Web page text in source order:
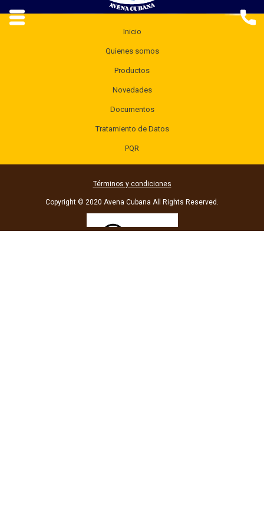
Inicio
Quienes somos
Productos
Novedades
Documentos
Tratamiento de Datos
PQR
Términos y condiciones
Copyright © 2020 Avena Cubana All Rights Reserved.